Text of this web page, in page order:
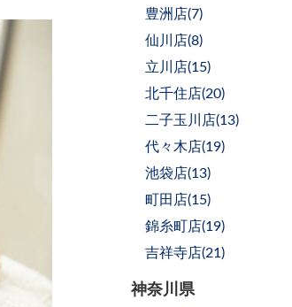
豊洲店(7)
仙川店(8)
立川店(15)
北千住店(20)
二子玉川店(13)
代々木店(19)
池袋店(13)
町田店(15)
錦糸町店(19)
吉祥寺店(21 )
神奈川県